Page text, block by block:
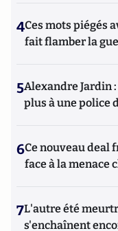
4Ces mots piégés
fait flamber la
5Alexandre Jardin
plus à une police
6Ce nouveau deal
face à la menace
7L'autre été
s'enchaînent